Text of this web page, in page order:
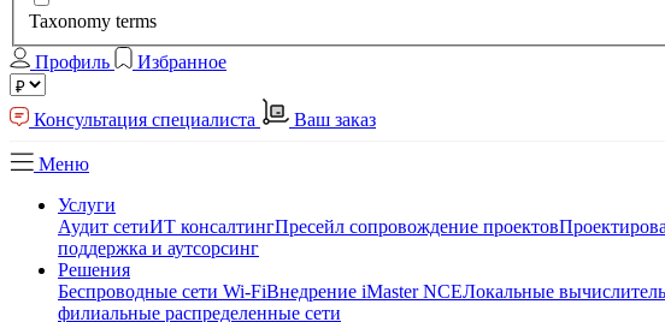
Taxonomy terms
Профиль
Избранное
Консультация специалиста Ваш заказ
Меню
Услуги
Аудит сетиИТ консалтингПресейл сопровождение проектов
поддержка и аутсорсинг
Решения
Беспроводные сети Wi-FiВнедрение iMaster NCEЛокальные
филиальные распределенные сети